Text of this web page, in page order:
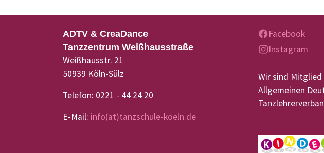
ADTV & CreaDance
Tanzzentrum Weißhausstraße
Weißhausstr. 21
50939 Köln-Sülz
Telefon: 0221 - 44 24 20
E-Mail: info(at)tanzschule-koeln.de
Facebook
Instagram
Wir sind Mitglied
Allgemeinen